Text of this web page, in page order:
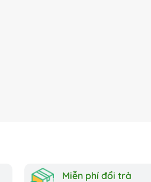
nắng trực tiếp.
nắp.
Miễn phí đổi trả